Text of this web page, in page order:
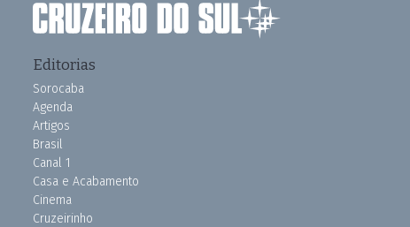
Editorias
Sorocaba
Agenda
Artigos
Brasil
Canal 1
Casa e Acabamento
Cinema
Cruzeirinho